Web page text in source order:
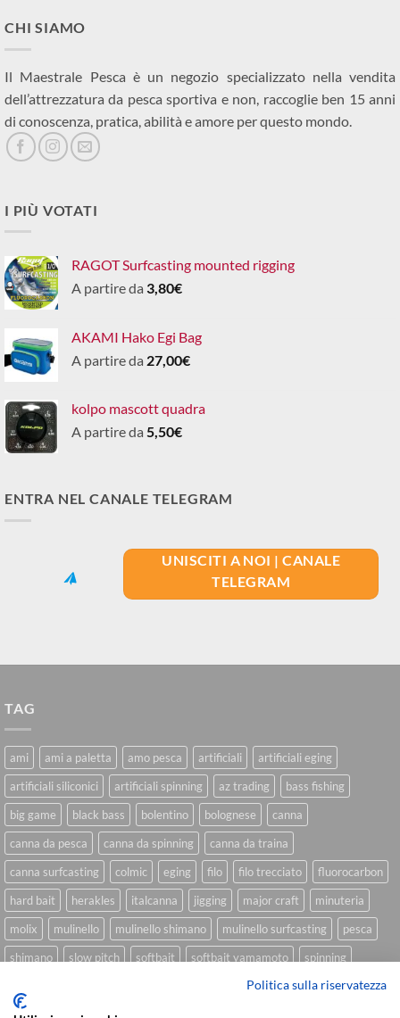
CHI SIAMO
Il Maestrale Pesca è un negozio specializzato nella vendita
dell’attrezzatura da pesca sportiva e non, raccoglie ben 15 anni
di conoscenza, pratica, abilità e amore per questo mondo.
I PIÙ VOTATI
RAGOT Surfcasting mounted rigging
A partire da 3,80€
AKAMI Hako Egi Bag
A partire da 27,00€
kolpo mascott quadra
A partire da 5,50€
ENTRA NEL CANALE TELEGRAM
UNISCITI A NOI | CANALE
TELEGRAM
TAG
ami ami a paletta amo pesca artificiali
artificiali eging
artificiali siliconici
artificiali spinning az trading
bass fishing
big game
black bass bolentino bolognese
canna
canna da pesca
canna da spinning
canna da traina
canna surfcasting
colmic eging filo filo trecciato
fluorocarbon
hard bait
herakles italcanna jigging major craft
minuteria
molix
mulinello mulinello shimano mulinello surfcasting
pesca
shimano
slow pitch softbait softbait yamamoto
spinning
trecciato trolling tubertini
Politica sulla riservatezza